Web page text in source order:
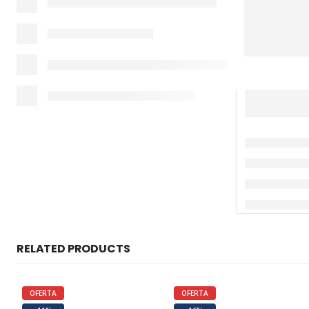
RELATED PRODUCTS
OFERTA
OFERTA